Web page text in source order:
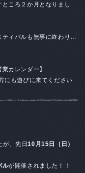
ころ２か月となりまし
ィバルも無事に終わり…
カレンダー】
にも遊びに来てください
が、先日10月15日（日）
ルが開催されました！！